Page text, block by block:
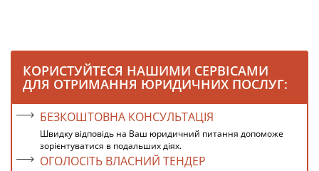
КОРИСТУЙТЕСЯ НАШИМИ СЕРВІСАМИ
ДЛЯ ОТРИМАННЯ ЮРИДИЧНИХ ПОСЛУГ:
БЕЗКОШТОВНА КОНСУЛЬТАЦІЯ
Швидку відповідь на Ваш юридичний питання допоможе
зорієнтуватися в подальших діях.
ОГОЛОСІТЬ ВЛАСНИЙ ТЕНДЕР